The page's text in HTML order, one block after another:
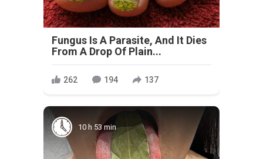
Fungus Is A Parasite, And It Dies
From A Drop Of Plain...
262 194 137
10 h 53 min